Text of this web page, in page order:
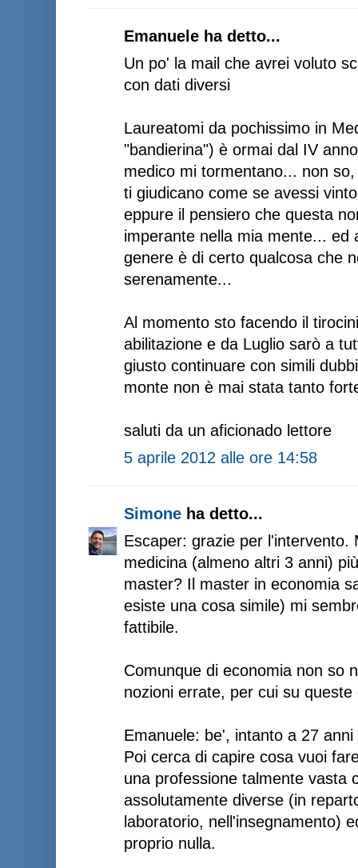
Emanuele ha detto...
Un po' la mail che avrei voluto
con dati diversi
Laureatomi da pochissimo in
"bandierina") è ormai dal IV
medico mi tormentano... non
ti giudicano come se avessi
eppure il pensiero che questa
imperante nella mia mente... ed
genere è di certo qualcosa che
serenamente...
Al momento sto facendo il
abilitazione e da Luglio sarò a
giusto continuare con simili
monte non è mai stata tanto
saluti da un aficionado lettore
5 aprile 2012 alle ore 14:58
Simone ha detto...
Escaper: grazie per
medicina (almeno altri 3 anni)
master? Il master in economia
esiste una cosa simile) mi
fattibile.
Comunque di economia non so
nozioni errate, per cui su
Emanuele: be', intanto a 27
Poi cerca di capire cosa vuoi
una professione talmente vasta
assolutamente diverse (in
laboratorio, nell'insegnamento)
proprio nulla.